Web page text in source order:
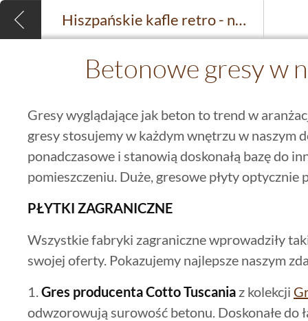
Hiszpańskie kafle retro - nowość w naszym sklepie
Betonowe gresy w
Gresy wyglądające jak beton to trend w
gresy stosujemy w każdym wnętrzu w naszym
ponadczasowe i stanowią doskonałą bazę do
pomieszczeniu. Duże, gresowe płyty optycznie
PŁYTKI ZAGRANICZNE
Wszystkie fabryki zagraniczne wprowadziły
swojej oferty. Pokazujemy najlepsze naszym
1. Gres producenta Cotto Tuscania z kolekcji
odwzorowują surowość betonu. Doskonałe do